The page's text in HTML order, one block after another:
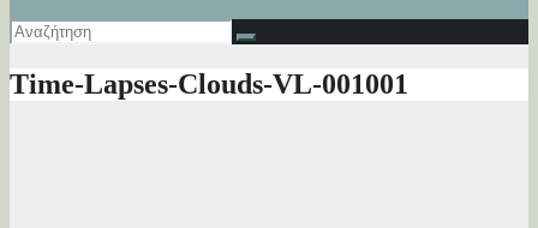
Time-Lapses-Clouds-VL-001001